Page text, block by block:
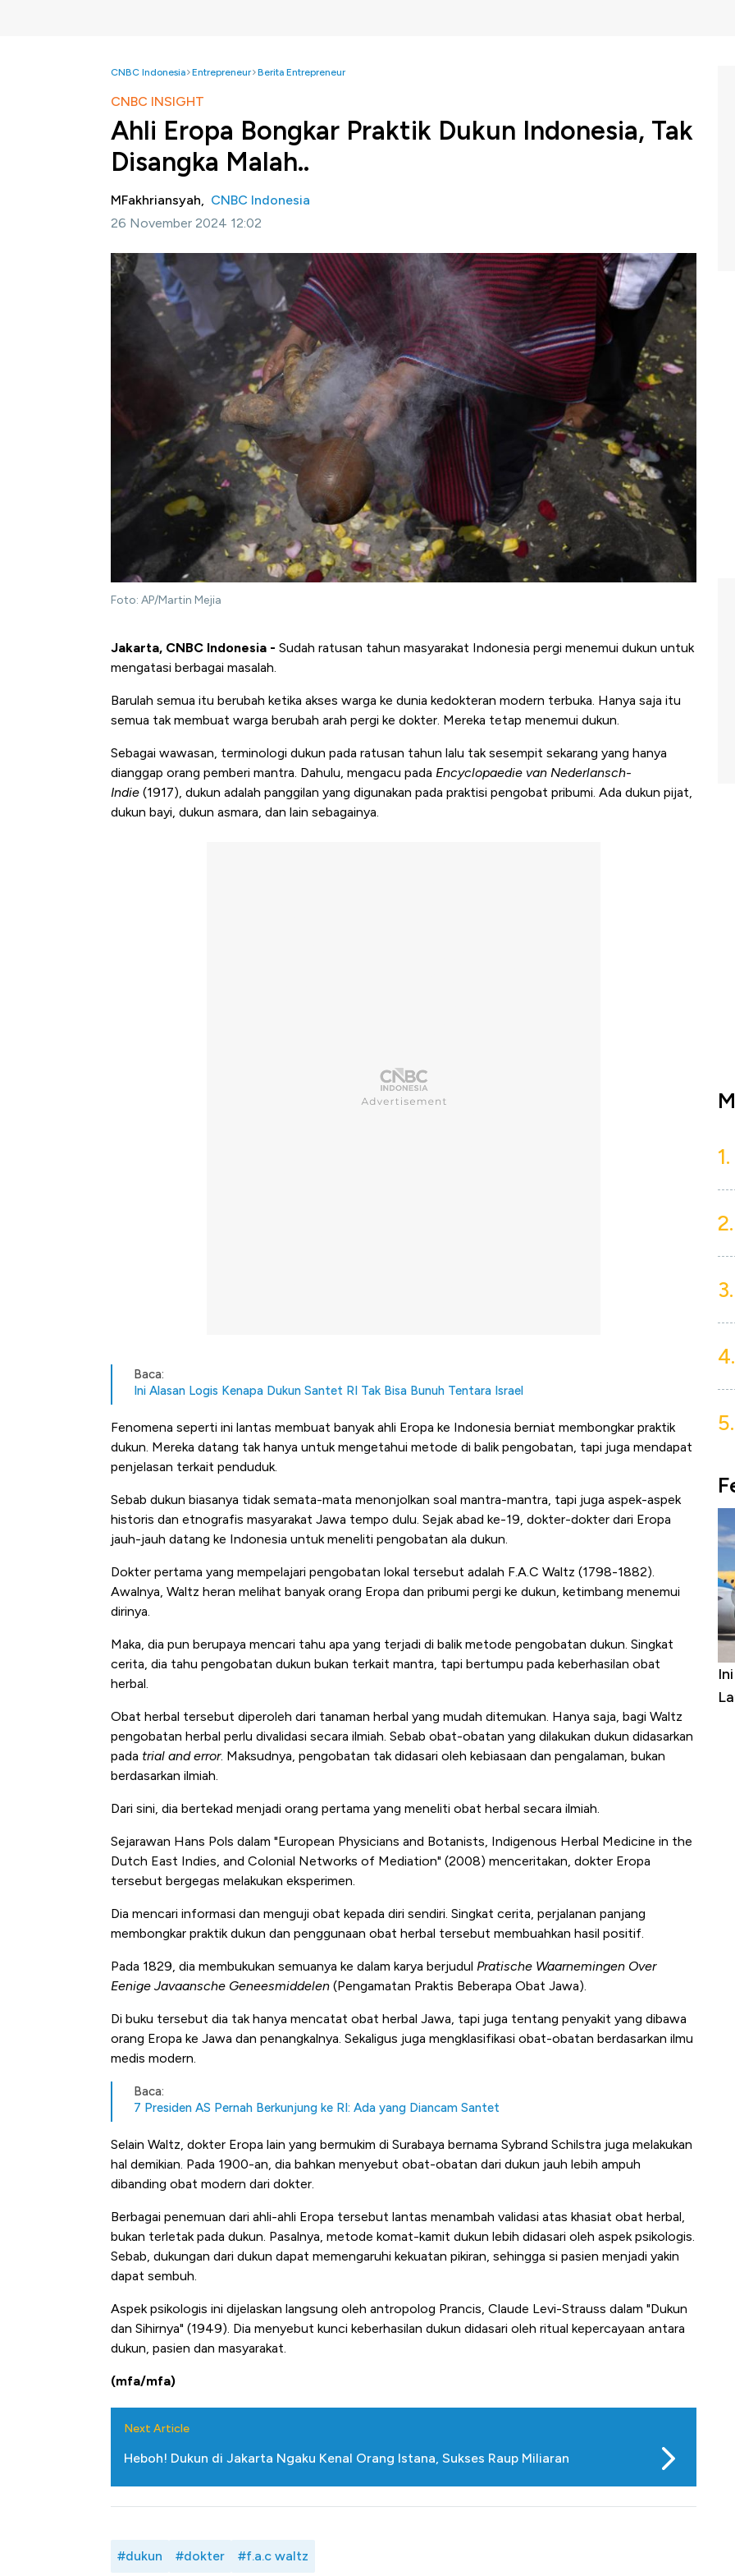
CNBC Indonesia Entrepreneur Berita Entrepreneur
CNBC INSIGHT
Ahli Eropa Bongkar Praktik Dukun Indonesia, Tak
Disangka Malah..
MFakhriansyah, CNBC Indonesia
26 November 2024 12:02
Foto: AP/Martin Mejia
Jakarta, CNBC Indonesia - Sudah ratusan tahun masyarakat Indonesia pergi menemui dukun untuk
mengatasi berbagai masalah.
Barulah semua itu berubah ketika akses warga ke dunia kedokteran modern terbuka. Hanya saja itu
semua tak membuat warga berubah arah pergi ke dokter. Mereka tetap menemui dukun.
Sebagai wawasan, terminologi dukun pada ratusan tahun lalu tak sesempit sekarang yang hanya
dianggap orang pemberi mantra. Dahulu, mengacu pada Encyclopaedie van Nederlansch-
Indie (1917), dukun adalah panggilan yang digunakan pada praktisi pengobat pribumi. Ada dukun pijat,
dukun bayi, dukun asmara, dan lain sebagainya.
Baca:
Ini Alasan Logis Kenapa Dukun Santet RI Tak Bisa Bunuh Tentara Israel
Fenomena seperti ini lantas membuat banyak ahli Eropa ke Indonesia berniat membongkar praktik
dukun. Mereka datang tak hanya untuk mengetahui metode di balik pengobatan, tapi juga mendapat
penjelasan terkait penduduk.
Sebab dukun biasanya tidak semata-mata menonjolkan soal mantra-mantra, tapi juga aspek-aspek
historis dan etnografis masyarakat Jawa tempo dulu. Sejak abad ke-19, dokter-dokter dari Eropa
jauh-jauh datang ke Indonesia untuk meneliti pengobatan ala dukun.
Dokter pertama yang mempelajari pengobatan lokal tersebut adalah F.A.C Waltz (1798-1882).
Awalnya, Waltz heran melihat banyak orang Eropa dan pribumi pergi ke dukun, ketimbang menemui
dirinya.
Maka, dia pun berupaya mencari tahu apa yang terjadi di balik metode pengobatan dukun. Singkat
cerita, dia tahu pengobatan dukun bukan terkait mantra, tapi bertumpu pada keberhasilan obat
herbal.
Obat herbal tersebut diperoleh dari tanaman herbal yang mudah ditemukan. Hanya saja, bagi Waltz
pengobatan herbal perlu divalidasi secara ilmiah. Sebab obat-obatan yang dilakukan dukun didasarkan
pada trial and error. Maksudnya, pengobatan tak didasari oleh kebiasaan dan pengalaman, bukan
berdasarkan ilmiah.
Dari sini, dia bertekad menjadi orang pertama yang meneliti obat herbal secara ilmiah.
Sejarawan Hans Pols dalam "European Physicians and Botanists, Indigenous Herbal Medicine in the
Dutch East Indies, and Colonial Networks of Mediation" (2008) menceritakan, dokter Eropa
tersebut bergegas melakukan eksperimen.
Dia mencari informasi dan menguji obat kepada diri sendiri. Singkat cerita, perjalanan panjang
membongkar praktik dukun dan penggunaan obat herbal tersebut membuahkan hasil positif.
Pada 1829, dia membukukan semuanya ke dalam karya berjudul Pratische Waarnemingen Over
Eenige Javaansche Geneesmiddelen (Pengamatan Praktis Beberapa Obat Jawa).
Di buku tersebut dia tak hanya mencatat obat herbal Jawa, tapi juga tentang penyakit yang dibawa
orang Eropa ke Jawa dan penangkalnya. Sekaligus juga mengklasifikasi obat-obatan berdasarkan ilmu
medis modern.
Baca:
7 Presiden AS Pernah Berkunjung ke RI: Ada yang Diancam Santet
Selain Waltz, dokter Eropa lain yang bermukim di Surabaya bernama Sybrand Schilstra juga melakukan
hal demikian. Pada 1900-an, dia bahkan menyebut obat-obatan dari dukun jauh lebih ampuh
dibanding obat modern dari dokter.
Berbagai penemuan dari ahli-ahli Eropa tersebut lantas menambah validasi atas khasiat obat herbal,
bukan terletak pada dukun. Pasalnya, metode komat-kamit dukun lebih didasari oleh aspek psikologis.
Sebab, dukungan dari dukun dapat memengaruhi kekuatan pikiran, sehingga si pasien menjadi yakin
dapat sembuh.
Aspek psikologis ini dijelaskan langsung oleh antropolog Prancis, Claude Levi-Strauss dalam "Dukun
dan Sihirnya" (1949). Dia menyebut kunci keberhasilan dukun didasari oleh ritual kepercayaan antara
dukun, pasien dan masyarakat.
(mfa/mfa)
Next Article
Heboh! Dukun di Jakarta Ngaku Kenal Orang Istana, Sukses Raup Miliaran
#dukun #dokter #f.a.c waltz
1.
2.
3.
4.
5.